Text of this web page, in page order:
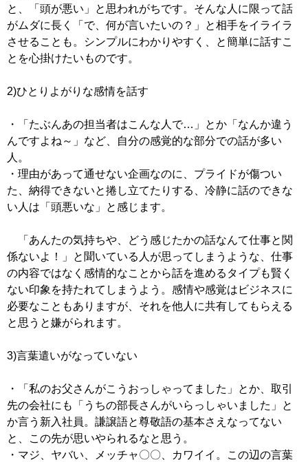
と、「頭が悪い」と思われがちです。そんな人に限って話
がムダに長く「で、何が言いたいの？」と相手をイライラ
させることも。シンプルにわかりやすく、と簡単に話すこ
とを心掛けたいものです。
2)ひとりよがりな感情を話す
・「たぶんあの担当者はこんな人で…」とか「なんか違う
んですよね～」など、自分の感覚的な部分での話が多い
人。
・理由があって通せない企画なのに、プライドが傷つい
た、納得できないと捲し立てたりする、冷静に話のできな
い人は「頭悪いな」と感じます。
「あんたの気持ちや、どう感じたかの話なんて仕事と関
係ないよ！」と聞いている人が思ってしまうような、仕事
の内容ではなく感情的なことから話を進めるタイプも賢く
ない印象を持たれてしまうよう。感情や感覚はビジネスに
必要なこともありますが、それを他人に共有してもらえる
と思うと嫌がられます。
3)言葉遣いがなっていない
・「私のお父さんがこうおっしゃってました」とか、取引
先の会社にも「うちの部長さんがいらっしゃいました」と
か言う新入社員。謙譲語と尊敬語の基本さえなってない
と、この先が思いやられるなと思う。
・マジ、ヤバい、メッチャ〇〇、カワイイ。この辺の言葉